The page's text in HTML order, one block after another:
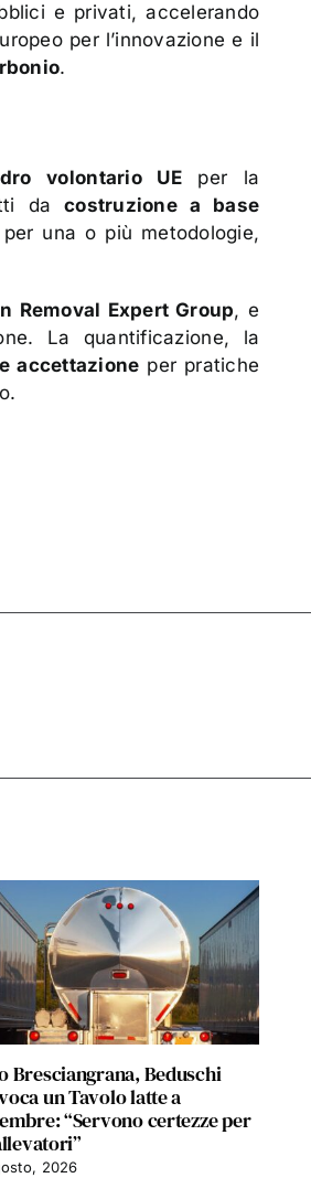
e privati, accelerando
per l’innovazione e il
.
volontario UEper la
dacostruzione a base
una o più metodologie,
Removal Expert Group, e
La quantificazione, la
accettazione per pratiche
Bresciangrana, Beduschi
un Tavolo latte a
“Servono certezze per
2026